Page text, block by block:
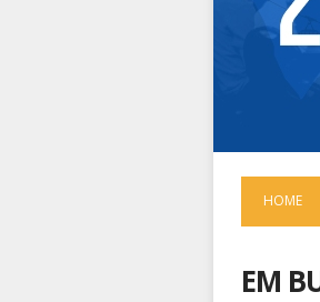
HOME
EM